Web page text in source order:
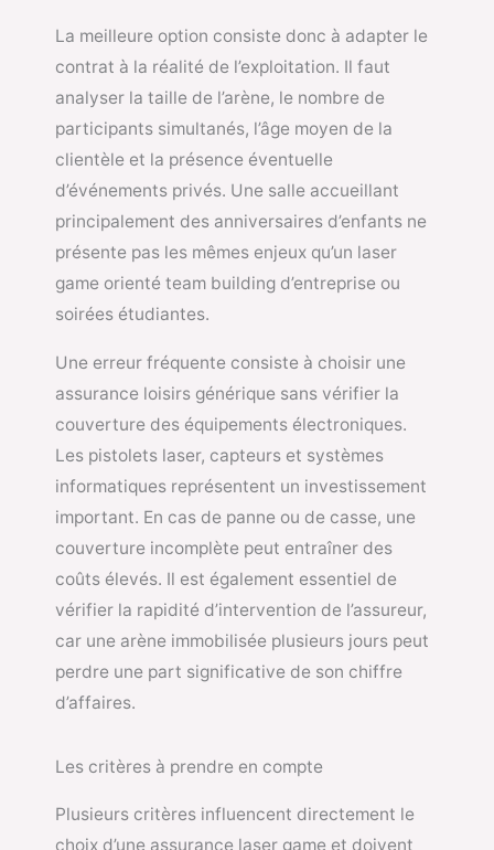
La meilleure option consiste donc à adapter le
contrat à la réalité de l’exploitation. Il faut
analyser la taille de l’arène, le nombre de
participants simultanés, l’âge moyen de la
clientèle et la présence éventuelle
d’événements privés. Une salle accueillant
principalement des anniversaires d’enfants ne
présente pas les mêmes enjeux qu’un laser
game orienté team building d’entreprise ou
soirées étudiantes.
Une erreur fréquente consiste à choisir une
assurance loisirs générique sans vérifier la
couverture des équipements électroniques.
Les pistolets laser, capteurs et systèmes
informatiques représentent un investissement
important. En cas de panne ou de casse, une
couverture incomplète peut entraîner des
coûts élevés. Il est également essentiel de
vérifier la rapidité d’intervention de l’assureur,
car une arène immobilisée plusieurs jours peut
perdre une part significative de son chiffre
d’affaires.
Les critères à prendre en compte
Plusieurs critères influencent directement le
choix d’une assurance laser game et doivent